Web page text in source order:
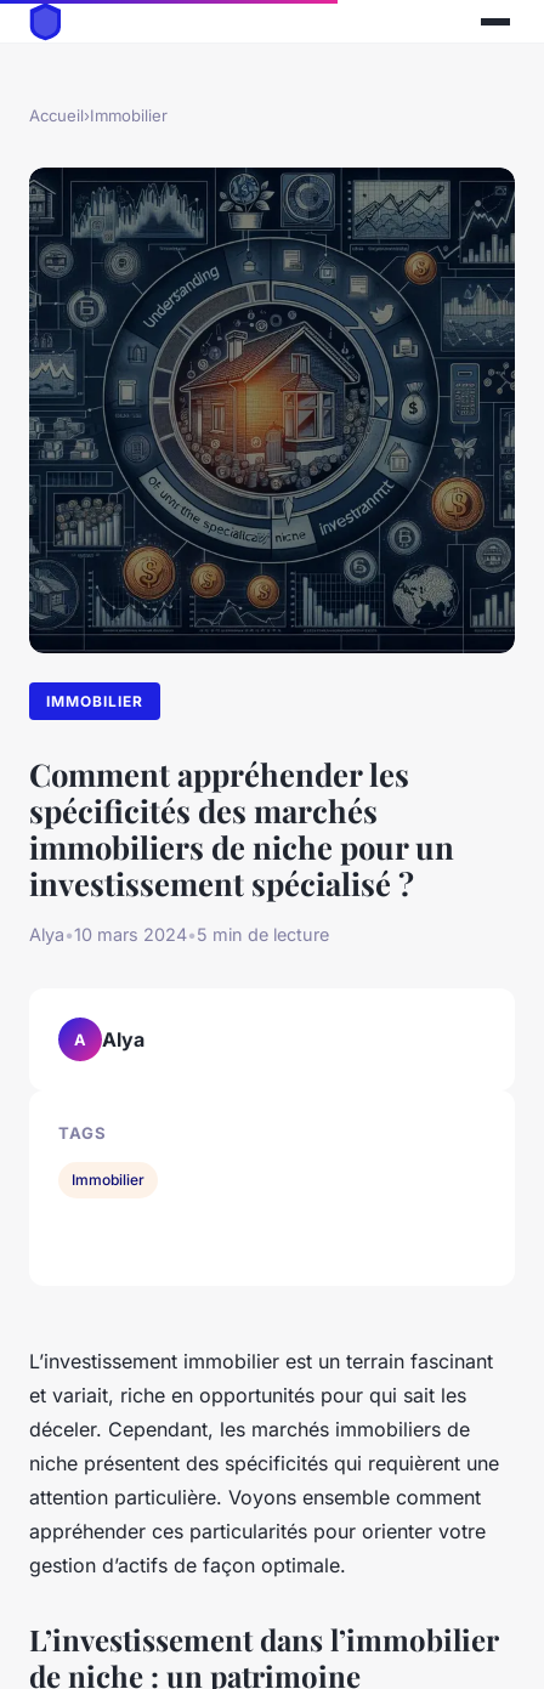
Accueil›Immobilier
IMMOBILIER
Comment appréhender les
spécificités des marchés
immobiliers de niche pour un
investissement spécialisé ?
Alya•10 mars 2024•5 min de lecture
L’investissement immobilier est un terrain fascinant
et variait, riche en opportunités pour qui sait les
déceler. Cependant, les marchés immobiliers de
niche présentent des spécificités qui requièrent une
attention particulière. Voyons ensemble comment
appréhender ces particularités pour orienter votre
gestion d’actifs de façon optimale.
L’investissement dans l’immobilier
de niche : un patrimoine
A Alya
TAGS
Immobilier